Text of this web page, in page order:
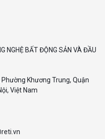
NGHỆ BẤT ĐỘNG SẢN VÀ ĐẦU
Khương Trung, Quận
Việt Nam